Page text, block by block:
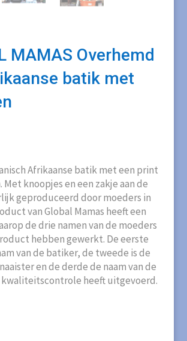
MAMAS Overhemd
batik met
Afrikaanse batik met een print
knoopjes en een zakje aan de
geproduceerd door moeders in
van Global Mamas heeft een
de drie namen van de moeders
hebben gewerkt. De eerste
van de batiker, de tweede is de
en de derde de naam van de
kwaliteitscontrole heeft uitgevoerd.